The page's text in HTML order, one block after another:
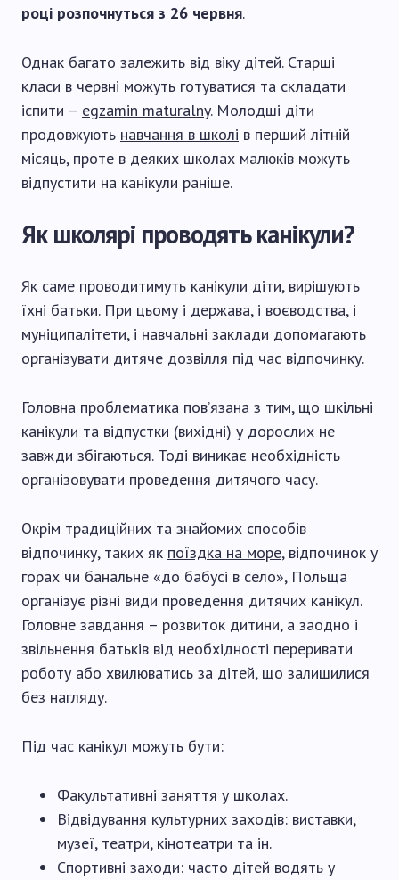
році розпочнуться з 26 червня.
Однак багато залежить від віку дітей. Старші
класи в червні можуть готуватися та складати
іспити – egzamin maturalny. Молодші діти
продовжують навчання в школі в перший літній
місяць, проте в деяких школах малюків можуть
відпустити на канікули раніше.
Як школярі проводять канікули?
Як саме проводитимуть канікули діти, вирішують
їхні батьки. При цьому і держава, і воєводства, і
муніципалітети, і навчальні заклади допомагають
організувати дитяче дозвілля під час відпочинку.
Головна проблематика пов’язана з тим, що шкільні
канікули та відпустки (вихідні) у дорослих не
завжди збігаються. Тоді виникає необхідність
організовувати проведення дитячого часу.
Окрім традиційних та знайомих способів
відпочинку, таких як поїздка на море, відпочинок у
горах чи банальне «до бабусі в село», Польща
організує різні види проведення дитячих канікул.
Головне завдання – розвиток дитини, а заодно і
звільнення батьків від необхідності переривати
роботу або хвилюватись за дітей, що залишилися
без нагляду.
Під час канікул можуть бути:
Факультативні заняття у школах.
Відвідування культурних заходів: виставки,
музеї, театри, кінотеатри та ін.
Спортивні заходи: часто дітей водять у